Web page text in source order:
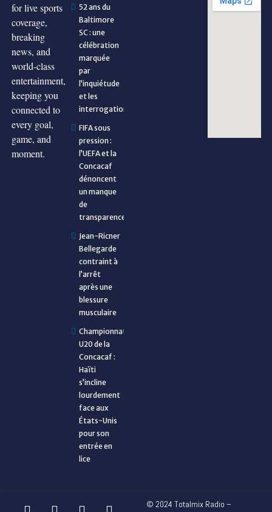
for live sports
coverage,
breaking
news, and
world-class
entertainment,
keeping you
connected to
every goal,
game, and
moment.
52 ans du
Baltimore
SC : une
célébration
marquée
par
l’inquiétude
et les
interrogations
FIFA sous
pression :
l’UEFA et la
Concacaf
dénoncent
un manque
de
transparence
Jean-Ricner
Bellegarde
contraint à
l’arrêt
après une
blessure
musculaire
Championnat
U20 de la
Concacaf :
Haïti
s’incline
lourdement
face aux
États-Unis
pour son
entrée en
lice
© 2024 Totalmix Radio –